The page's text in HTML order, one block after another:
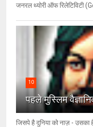
जनरल थ्योरी ऑफ रिलेटिविटी
10
पहले मुस्लिम
जिसपे है दुनिया को नाज़ -